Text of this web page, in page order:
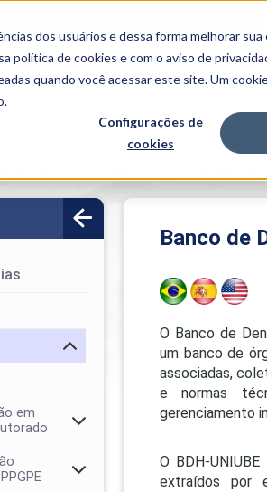
dos usuários e dessa forma melhorar
política de cookies e com o aviso de
quando você acessar este site. Um
Configurações de
cookies
EAD BENEFÍCIOS
em
Banco de
O Banco de
um banco de
associadas,
e normas
gerenciamento
O BDH-
extraídos por